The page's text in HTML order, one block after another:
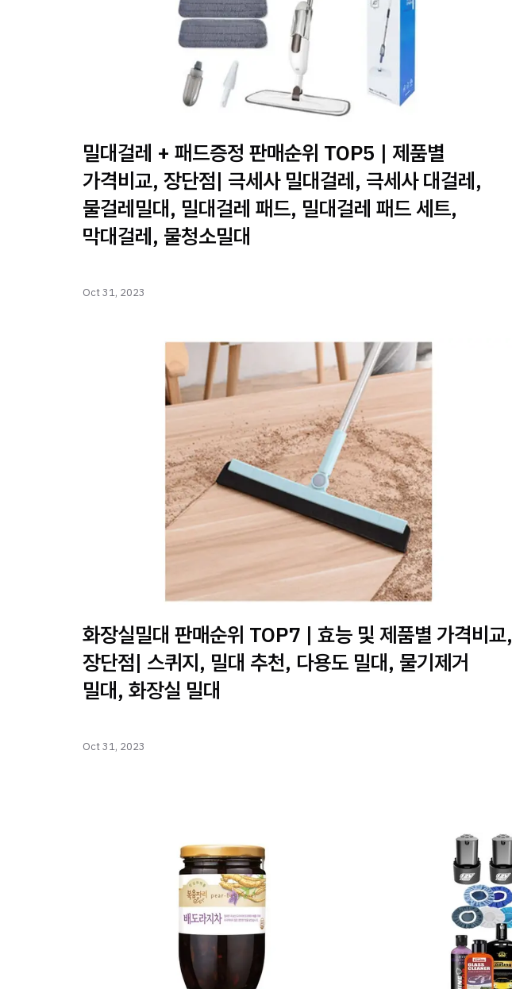
밀대걸레 + 패드증정 판매순위 TOP5 | 제품별
가격비교, 장단점| 극세사 밀대걸레, 극세사 대걸레,
물걸레밀대, 밀대걸레 패드, 밀대걸레 패드 세트,
막대걸레, 물청소밀대
Oct 31, 2023
화장실밀대 판매순위 TOP7 | 효능 및 제품별 가격비교,
장단점| 스퀴지, 밀대 추천, 다용도 밀대, 물기제거
밀대, 화장실 밀대
Oct 31, 2023